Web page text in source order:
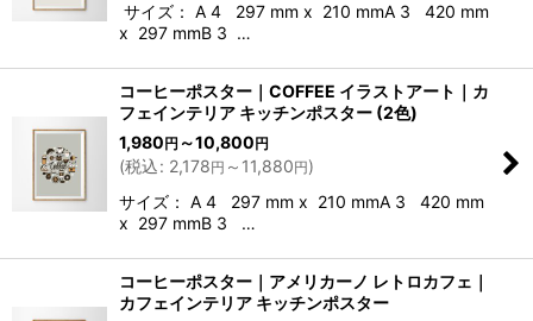
サイズ： A 4 297 mm x 210 mmA 3 420 mm
x 297 mmB 3 …
コーヒーポスター｜COFFEE イラストアート｜カ
フェインテリア キッチンポスター (2色)
1,980円 ～10,800円
(税込: 2,178円 ～11,880円)
サイズ： A 4 297 mm x 210 mmA 3 420 mm
x 297 mmB 3 …
コーヒーポスター｜アメリカーノ レトロカフェ｜
カフェインテリア キッチンポスター